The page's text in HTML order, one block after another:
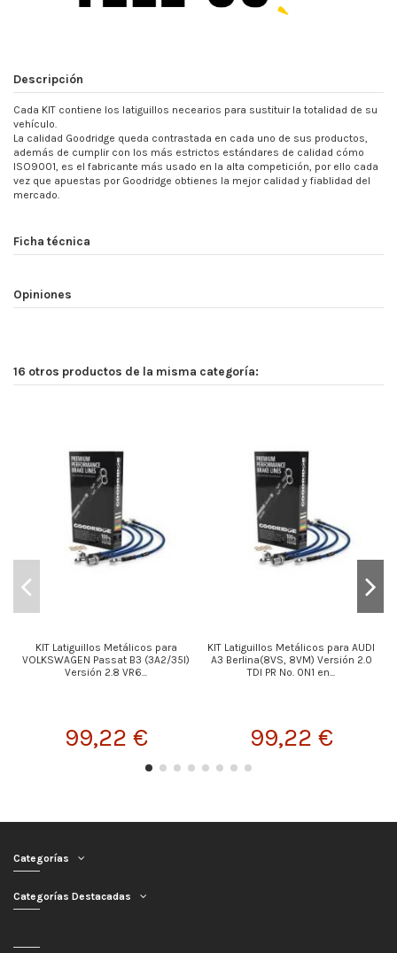
Descripción
Cada KIT contiene los latiguillos necearios para sustituir la totalidad de su
vehículo.
La calidad Goodridge queda contrastada en cada uno de sus productos,
además de cumplir con los más estrictos estándares de calidad cómo
ISO9001, es el fabricante más usado en la alta competición, por ello cada
vez que apuestas por Goodridge obtienes la mejor calidad y fiablidad del
mercado.
Ficha técnica
Opiniones
16 otros productos de la misma categoría:
KIT Latiguillos Metálicos para
VOLKSWAGEN Passat B3 (3A2/35I)
Versión 2.8 VR6...
99,22 €
KIT Latiguillos Metálicos para AUDI
A3 Berlina(8VS, 8VM) Versión 2.0
TDI PR No. 0N1 en...
99,22 €
Categorías
Categorías Destacadas